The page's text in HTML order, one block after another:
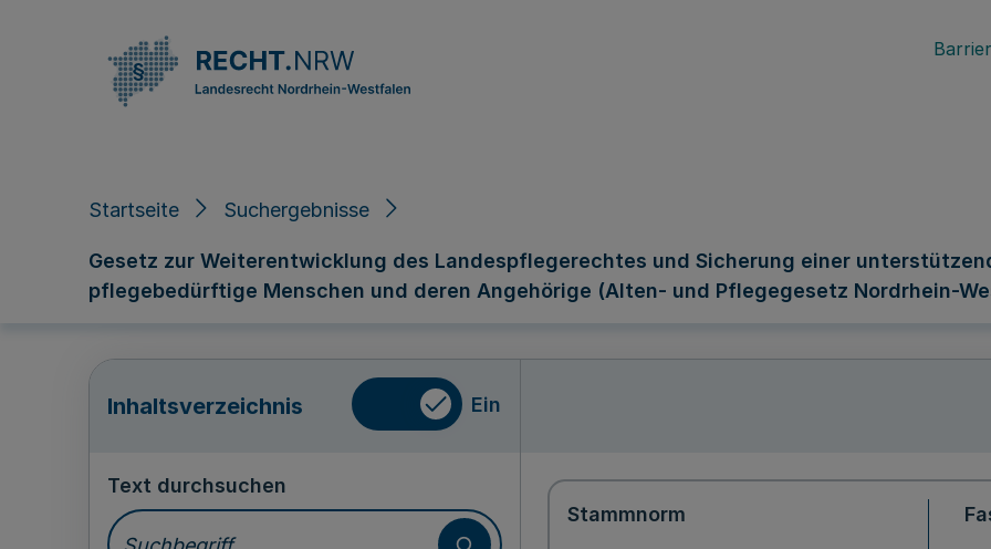
Startseite Suchergebnisse
Gesetz zur Weiterentwicklung des Landespflegerechtes und Sicherung einer
pflegebedürftige Menschen und deren Angehörige (Alten- und Pflegegesetz Nordrhein-
Inhaltsverzeichnis Ein
Text durchsuchen
Stammnorm